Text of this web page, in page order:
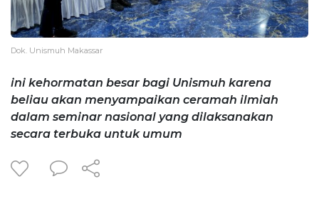
Dok. Unismuh Makassar
ini kehormatan besar bagi Unismuh karena
beliau akan menyampaikan ceramah ilmiah
dalam seminar nasional yang dilaksanakan
secara terbuka untuk umum